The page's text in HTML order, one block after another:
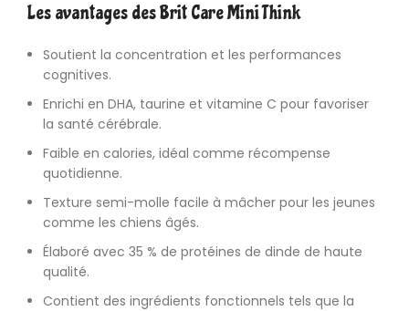
Les avantages des Brit Care Mini Think
Soutient la concentration et les performances
cognitives.
Enrichi en DHA, taurine et vitamine C pour favoriser
la santé cérébrale.
Faible en calories, idéal comme récompense
quotidienne.
Texture semi-molle facile à mâcher pour les jeunes
comme les chiens âgés.
Élaboré avec 35 % de protéines de dinde de haute
qualité.
Contient des ingrédients fonctionnels tels que la